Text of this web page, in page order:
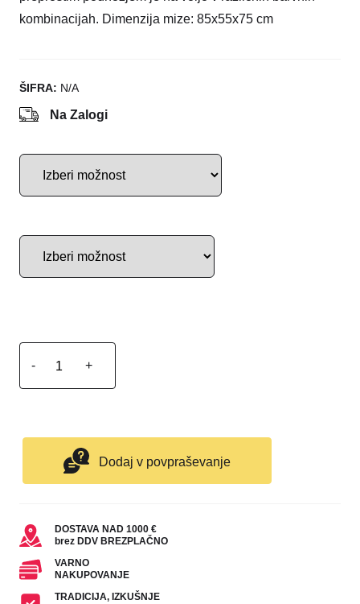
kombinacijah. Dimenzija mize: 85x55x75 cm
ŠIFRA: N/A
Na Zalogi
- +
Dodaj v povpraševanje
DOSTAVA NAD 1000 €
brez DDV BREZPLAČNO
VARNO
NAKUPOVANJE
TRADICIJA, IZKUŠNJE